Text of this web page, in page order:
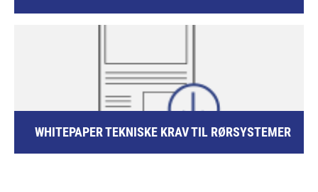
WHITEPAPER TEKNISKE KRAV TIL RØRSYSTEMER